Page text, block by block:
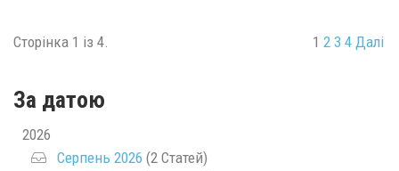
Сторінка 1 із 4. 1 2 3 4 Далі
За датою
2026
Серпень 2026 (2 Статей)